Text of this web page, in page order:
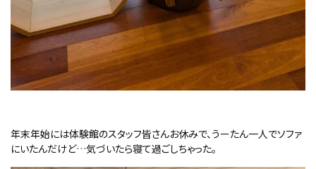
年末年始には体験館のスタッフ皆さんお休みで、うーたん一人でソファ
にいたんだけど…気づいたら寝て過ごしちゃった。